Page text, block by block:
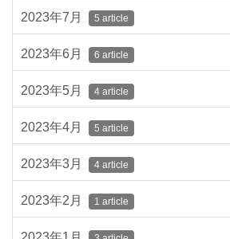
2023年7月 5 article
2023年6月 6 article
2023年5月 4 article
2023年4月 5 article
2023年3月 4 article
2023年2月 1 article